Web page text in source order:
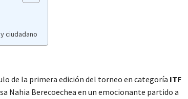
ciudadano
de la primera edición del torneo en categoría ITF
Nahia Berecoechea en un emocionante partido a